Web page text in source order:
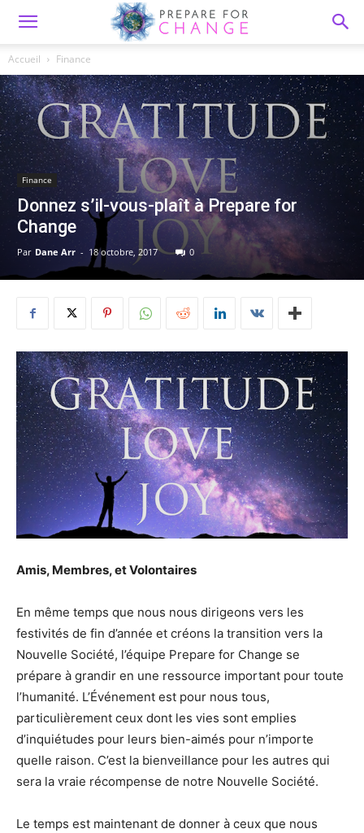
Accueil Finance
Finance
Donnez s’il-vous-plaît à Prepare for
Change
Par Dane Arr - 18 octobre, 2017 0
Amis, Membres, et Volontaires
En même temps que nous nous dirigeons vers les
festivités de fin d’année et créons la transition vers la
Nouvelle Société, l’équipe Prepare for Change se
prépare à grandir en une ressource important pour toute
l’humanité. L’Événement est pour nous tous,
particulièrement ceux dont les vies sont emplies
d’inquiétudes pour leurs bien-aimés pour n’importe
quelle raison. C’est la bienveillance pour les autres qui
sera la vraie récompense de notre Nouvelle Société.
Le temps est maintenant de donner à ceux que nous